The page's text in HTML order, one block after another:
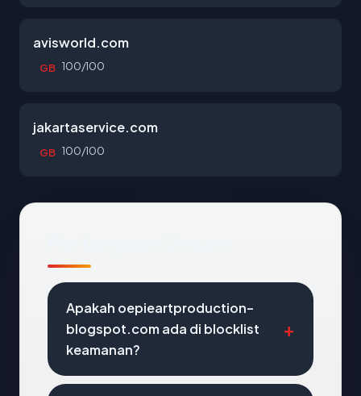
avisworld.com
GB 100/100
jakartaservice.com
GB 100/100
Apakah oepieartproduction-
blogspot.com ada di blocklist
keamanan?